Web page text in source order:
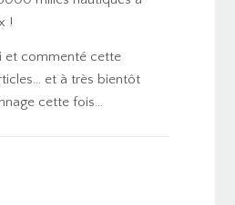
!
et commenté cette
et à très bientôt
cette fois…